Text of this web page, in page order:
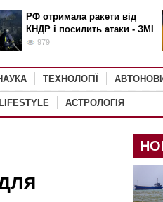
РФ отримала ракети від
КНДР і посилить атаки - ЗМІ
979
ТЕХНОЛОГІЇ
LIFESTYLE АСТРОЛОГІЯ